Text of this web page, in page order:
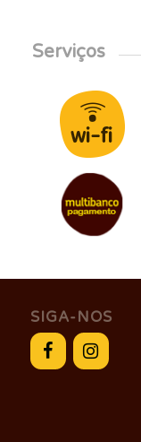
Serviços
SIGA-NOS